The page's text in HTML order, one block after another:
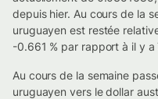
depuis hier. Au cours de la
uruguayen est restée
-0.661 % par rapport à il y a
Au cours de la semaine
uruguayen vers le dollar